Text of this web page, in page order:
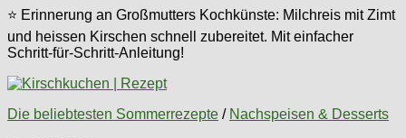
⭐ Erinnerung an Großmutters Kochkünste: Milchreis mit Zimt
und heissen Kirschen schnell zubereitet. Mit einfacher
Schritt-für-Schritt-Anleitung!
Die beliebtesten Sommerrezepte / Nachspeisen & Desserts